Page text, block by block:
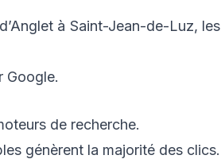
à Saint-Jean-de-Luz, les
Google.
de recherche.
génèrent la majorité des clics.